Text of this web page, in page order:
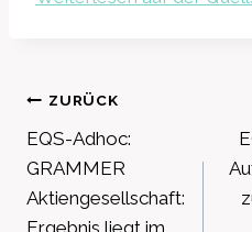
ZURÜCK
EQS-Adhoc:
GRAMMER
Aktiengesellschaft:
Ergebnis liegt im